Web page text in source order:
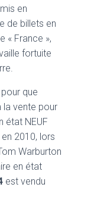
en
de billets en
« France »,
fortuite
que
la vente pour
état NEUF
en 2010, lors
Warburton
en état
est vendu